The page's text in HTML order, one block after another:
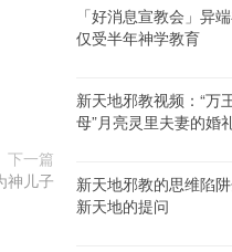
下一篇
神儿子
「好消息宣教会」异
仅受半年神学教育
新天地邪教视频：“万
母”月亮灵里夫妻的婚
新天地邪教的思维陷
新天地的提问